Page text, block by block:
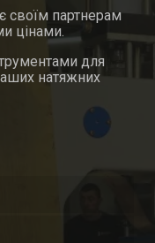
своїм партнерам
цінами.
для
натяжних